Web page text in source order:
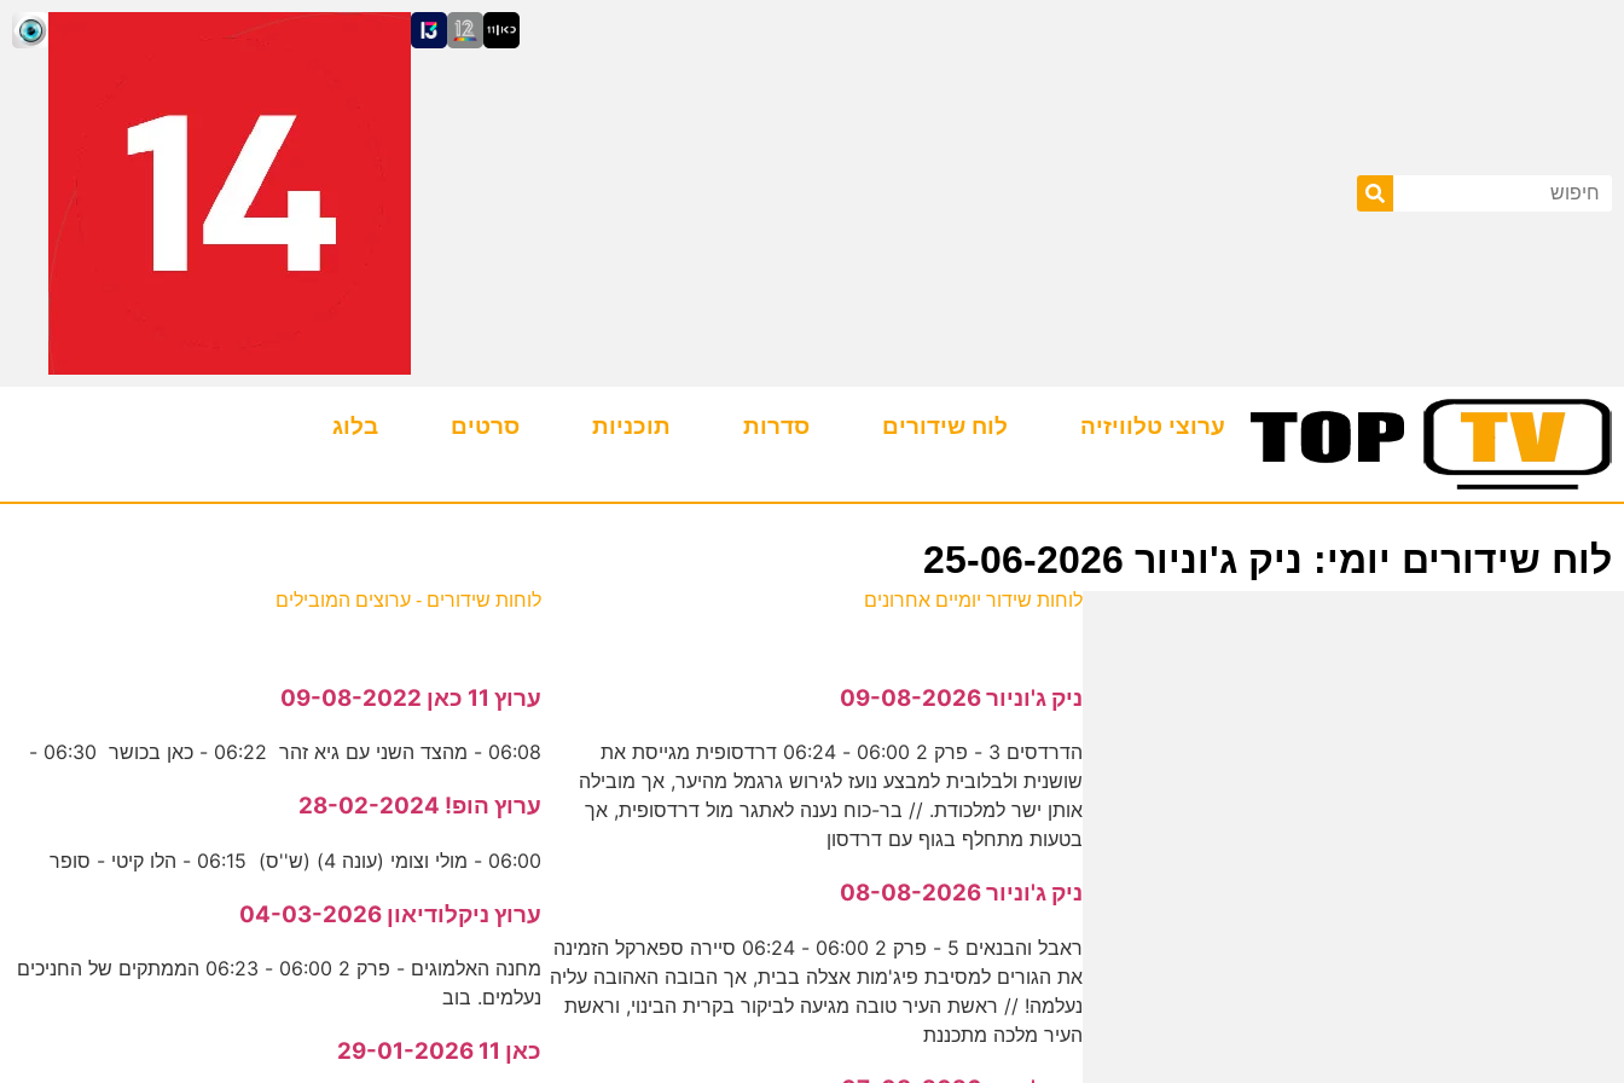
ערוצי טלוויזיה לוח שידורים סדרות תוכניות סרטים בלוג
לוח שידורים יומי: ניק ג'וניור 25-06-2026
לוחות שידור יומיים אחרונים
ניק ג'וניור 09-08-2026
הדרדסים 3 - פרק 2 06:00 - 06:24 דרדסופית מגייסת את
שושנית ולבלובית למבצע נועז לגירוש גרגמל מהיער, אך מובילה
אותן ישר למלכודת. // בר-כוח נענה לאתגר מול דרדסופית, אך
בטעות מתחלף בגוף עם דרדסון
ניק ג'וניור 08-08-2026
ראבל והבנאים 5 - פרק 2 06:00 - 06:24 סיירה ספארקל הזמינה
את הגורים למסיבת פיג'מות אצלה בבית, אך הבובה האהובה עליה
נעלמה! // ראשת העיר טובה מגיעה לביקור בקרית הבינוי, וראשת
העיר מלכה מתכננת
לוחות שידורים - ערוצים המובילים
ערוץ 11 כאן 09-08-2022
06:08 - מהצד השני עם גיא זהר 06:22 - כאן בכושר 06:30 -
ערוץ הופ! 28-02-2024
06:00 - מולי וצומי (עונה 4) (ש''ס) 06:15 - הלו קיטי - סופר
ערוץ ניקלודיאון 04-03-2026
מחנה האלמוגים - פרק 2 06:00 - 06:23 הממתקים של החניכים
נעלמים. בוב
כאן 11 29-01-2026